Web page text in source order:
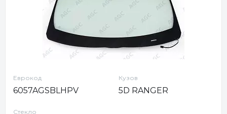
Еврокод
6057AGSBLHPV
Кузов
5D RANGER
Стекло